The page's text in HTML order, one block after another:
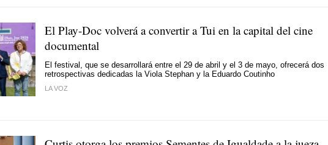
El Play-Doc volverá a convertir a Tui en la capital del cine
documental
El festival, que se desarrollará entre el 29 de abril y el 3 de mayo, ofrecerá dos
retrospectivas dedicadas la Viola Stephan y la Eduardo Coutinho
LA VOZ